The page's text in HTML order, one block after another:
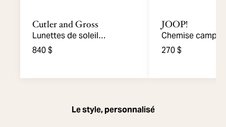
Cutler and Gross
Lunettes de soleil
rectangulaires 1413
840 $
JOOP!
Chemise camp
palmiers
270 $
Le style, personnalisé